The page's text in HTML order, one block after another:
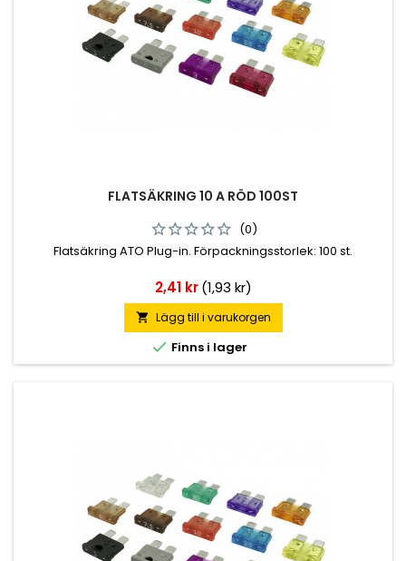
FLATSÄKRING 10 A RÖD 100ST
(0)
Flatsäkring ATO Plug-in. Förpackningsstorlek: 100 st.
Pris
2,41 kr (1,93 kr)
 Lägg till i varukorgen
 Finns i lager